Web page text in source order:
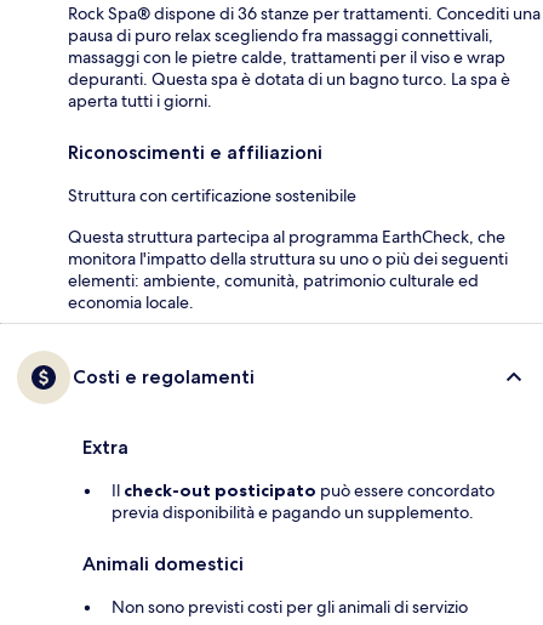
Rock Spa® dispone di 36 stanze per trattamenti. Concediti una
pausa di puro relax scegliendo fra massaggi connettivali,
massaggi con le pietre calde, trattamenti per il viso e wrap
depuranti. Questa spa è dotata di un bagno turco. La spa è
aperta tutti i giorni.
Riconoscimenti e affiliazioni
Struttura con certificazione sostenibile
Questa struttura partecipa al programma EarthCheck, che
monitora l'impatto della struttura su uno o più dei seguenti
elementi: ambiente, comunità, patrimonio culturale ed
economia locale.
Costi e regolamenti
Extra
Il check-out posticipato può essere concordato
previa disponibilità e pagando un supplemento.
Animali domestici
Non sono previsti costi per gli animali di servizio